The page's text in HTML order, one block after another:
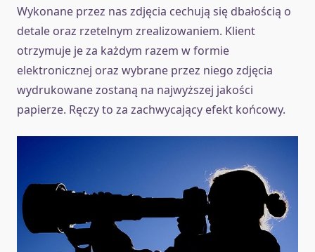
Wykonane przez nas zdjęcia cechują się dbałością o
detale oraz rzetelnym zrealizowaniem. Klient
otrzymuje je za każdym razem w formie
elektronicznej oraz wybrane przez niego zdjęcia
wydrukowane zostaną na najwyższej jakości
papierze. Ręczy to za zachwycający efekt końcowy.